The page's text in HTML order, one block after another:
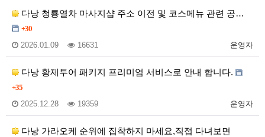
다낭 청룡열차 마사지샵 주소 이전 및 코스메뉴 관련 공…
+30
운영자
2026.01.09 16631
다낭 황제투어 패키지 프리미엄 서비스로 안내 합니다.
+35
운영자
2025.12.28 19359
다낭 가라오케 순위에 집착하지 마세요,직접 다녀보면